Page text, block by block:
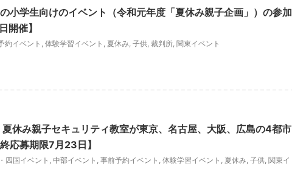
小学生向けのイベント（令和元年度「夏休み親子企画」）の参加
開催】
約イベント , 体験学習イベント , 夏休み, 子供, 裁判所, 関東イベント
夏休み親子セキュリティ教室が東京、名古屋、大阪、広島の4都市
応募期限7月23日】
四国イベント , 中部イベント , 事前予約イベント , 体験学習イベント , 夏休み, 子供, 関東イ